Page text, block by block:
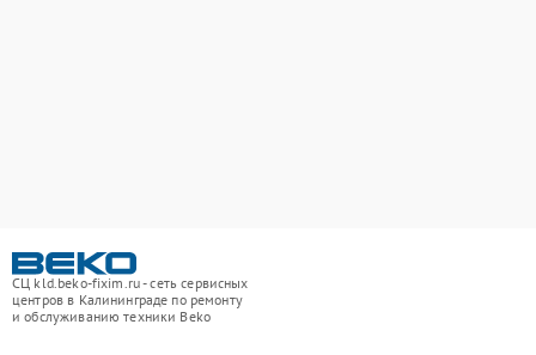
СЦ kld.beko-fixim.ru - сеть сервисных
центров в Калининграде по ремонту
и обслуживанию техники Beko